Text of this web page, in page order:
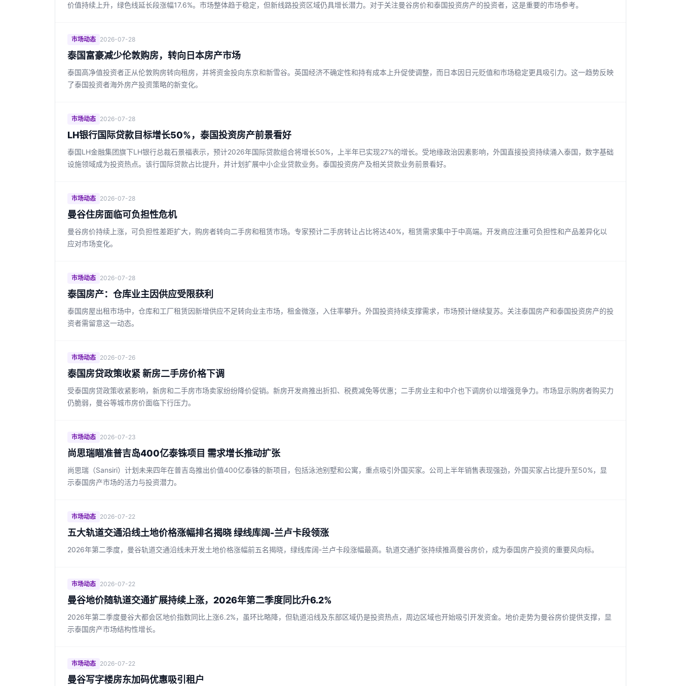
价值持续上升，绿色线延长段涨幅17.6%。市场整体趋于稳定，但新线路投资区域仍具增长潜力。对于关注曼谷房价和泰国投资房产的投资者，这是重要的市场参考。
市场动态 2026-07-28
泰国富豪减少伦敦购房，转向日本房产市场
泰国高净值投资者正从伦敦购房转向租房，并将资金投向东京和新雪谷。英国经济不确定性和持有成本上升促使调整，而日本因日元贬值和市场稳定更具吸引力。这一趋势反映
了泰国投资者海外房产投资策略的新变化。
市场动态 2026-07-28
LH银行国际贷款目标增长50%，泰国投资房产前景看好
泰国LH金融集团旗下LH银行总裁石景福表示，预计2026年国际贷款组合将增长50%，上半年已实现27%的增长。受地缘政治因素影响，外国直接投资持续涌入泰国，数字基础
设施领域成为投资热点。该行国际贷款占比提升，并计划扩展中小企业贷款业务。泰国投资房产及相关贷款业务前景看好。
市场动态 2026-07-28
曼谷住房面临可负担性危机
曼谷房价持续上涨，可负担性差距扩大，购房者转向二手房和租赁市场。专家预计二手房转让占比将达40%，租赁需求集中于中高端。开发商应注重可负担性和产品差异化以
应对市场变化。
市场动态 2026-07-28
泰国房产：仓库业主因供应受限获利
泰国房屋出租市场中，仓库和工厂租赁因新增供应不足转向业主市场，租金微涨，入住率攀升。外国投资持续支撑需求，市场预计继续复苏。关注泰国房产和泰国投资房产的投
资者需留意这一动态。
市场动态 2026-07-26
泰国房贷政策收紧 新房二手房价格下调
受泰国房贷政策收紧影响，新房和二手房市场卖家纷纷降价促销。新房开发商推出折扣、税费减免等优惠；二手房业主和中介也下调房价以增强竞争力。市场显示购房者购买力
仍脆弱，曼谷等城市房价面临下行压力。
市场动态 2026-07-23
尚思瑞瞄准普吉岛400亿泰铢项目 需求增长推动扩张
尚思瑞（Sansiri）计划未来四年在普吉岛推出价值400亿泰铢的新项目，包括泳池别墅和公寓，重点吸引外国买家。公司上半年销售表现强劲，外国买家占比提升至50%，显
示泰国房产市场的活力与投资潜力。
市场动态 2026-07-22
五大轨道交通沿线土地价格涨幅排名揭晓 绿线库阔-兰卢卡段领涨
2026年第二季度，曼谷轨道交通沿线未开发土地价格涨幅前五名揭晓，绿线库阔-兰卢卡段涨幅最高。轨道交通扩张持续推高曼谷房价，成为泰国房产投资的重要风向标。
市场动态 2026-07-22
曼谷地价随轨道交通扩展持续上涨，2026年第二季度同比升6.2%
2026年第二季度曼谷大都会区地价指数同比上涨6.2%，虽环比略降，但轨道沿线及东部区域仍是投资热点，周边区域也开始吸引开发资金。地价走势为曼谷房价提供支撑，显
示泰国房产市场结构性增长。
市场动态 2026-07-22
曼谷写字楼房东加码优惠吸引租户